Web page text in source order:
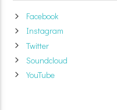
Facebook
Instagram
Twitter
Soundcloud
YouTube